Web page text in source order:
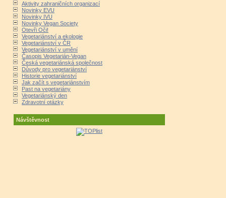
Aktivity zahraničních organizací
Novinky EVU
Novinky IVU
Novinky Vegan Society
Otevři Oči!
Vegetariánství a ekologie
Vegetariánství v ČR
Vegetariánství v umění
Časopis Vegetarián-Vegan
Česká vegetariánská společnost
Důvody pro vegetariánství
Historie vegetariánství
Jak začít s vegetariánstvím
Past na vegetariány
Vegetariánský den
Zdravotní otázky
Návštěvnost